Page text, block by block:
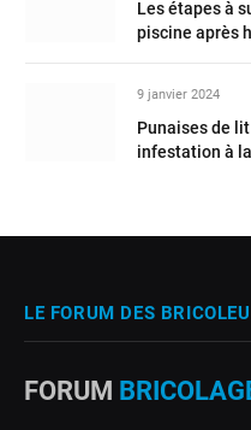
Les étapes à
piscine après
9 janvier 2024
Punaises de
infestation à
LE FORUM DES
FORUM